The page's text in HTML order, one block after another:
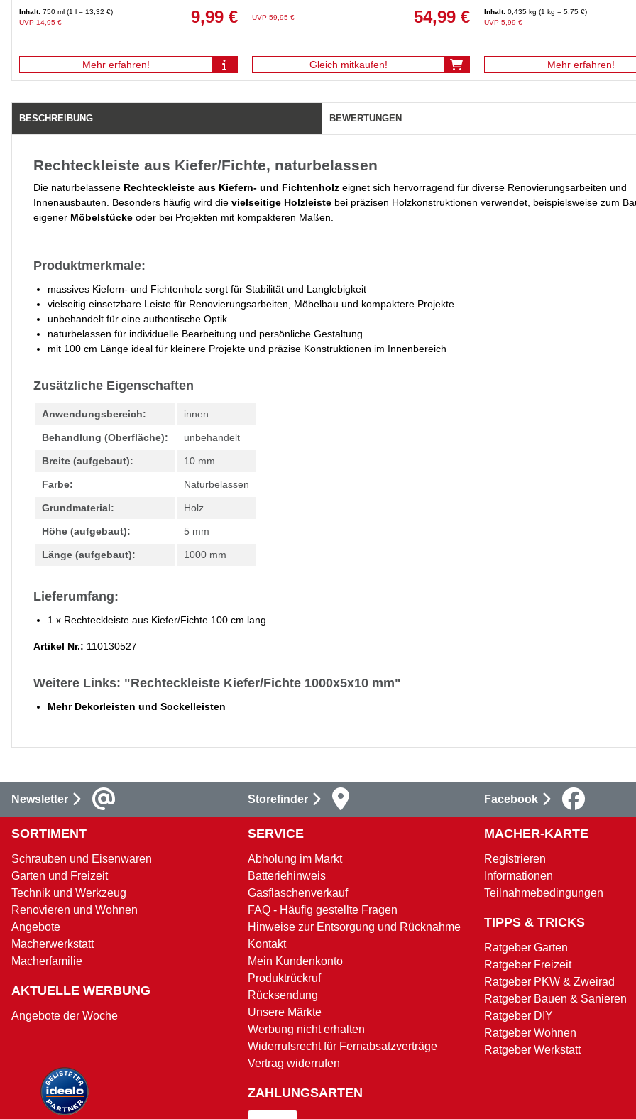
Inhalt: 750 ml (1 l = 13,32 €)
UVP 14,95 €
9,99 €
Mehr erfahren!
UVP 59,95 € 54,99 €
Gleich mitkaufen!
Inhalt: 0,435 kg (1 kg = 5,75 €)
UVP 5,99 €
Mehr erfahren!
BESCHREIBUNG BEWERTUNGEN
Rechteckleiste aus Kiefer/Fichte, naturbelassen
Die naturbelassene Rechteckleiste aus Kiefern- und Fichtenholz eignet sich hervorragend für diverse Renovierungsarbeiten und
Innenausbauten. Besonders häufig wird die vielseitige Holzleiste bei präzisen Holzkonstruktionen verwendet, beispielsweise zum
eigener Möbelstücke oder bei Projekten mit kompakteren Maßen.
Produktmerkmale:
massives Kiefern- und Fichtenholz sorgt für Stabilität und Langlebigkeit
vielseitig einsetzbare Leiste für Renovierungsarbeiten, Möbelbau und kompaktere Projekte
unbehandelt für eine authentische Optik
naturbelassen für individuelle Bearbeitung und persönliche Gestaltung
mit 100 cm Länge ideal für kleinere Projekte und präzise Konstruktionen im Innenbereich
Zusätzliche Eigenschaften
Anwendungsbereich: innen
Behandlung (Oberfläche): unbehandelt
Breite (aufgebaut): 10 mm
Farbe: Naturbelassen
Grundmaterial: Holz
Höhe (aufgebaut): 5 mm
Länge (aufgebaut): 1000 mm
Lieferumfang:
1 x Rechteckleiste aus Kiefer/Fichte 100 cm lang
Artikel Nr.: 110130527
Weitere Links: "Rechteckleiste Kiefer/Fichte 1000x5x10 mm"
Mehr Dekorleisten und Sockelleisten
Newsletter Storefinder Facebook
SORTIMENT
Schrauben und Eisenwaren
Garten und Freizeit
Technik und Werkzeug
Renovieren und Wohnen
Angebote
Macherwerkstatt
Macherfamilie
AKTUELLE WERBUNG
Angebote der Woche
SERVICE
Abholung im Markt
Batteriehinweis
Gasflaschenverkauf
FAQ - Häufig gestellte Fragen
Hinweise zur Entsorgung und Rücknahme
Kontakt
Mein Kundenkonto
Produktrückruf
Rücksendung
Unsere Märkte
Werbung nicht erhalten
Widerrufsrecht für Fernabsatzverträge
Vertrag widerrufen
ZAHLUNGSARTEN
MACHER-KARTE
Registrieren
Informationen
Teilnahmebedingungen
TIPPS & TRICKS
Ratgeber Garten
Ratgeber Freizeit
Ratgeber PKW & Zweirad
Ratgeber Bauen & Sanieren
Ratgeber DIY
Ratgeber Wohnen
Ratgeber Werkstatt